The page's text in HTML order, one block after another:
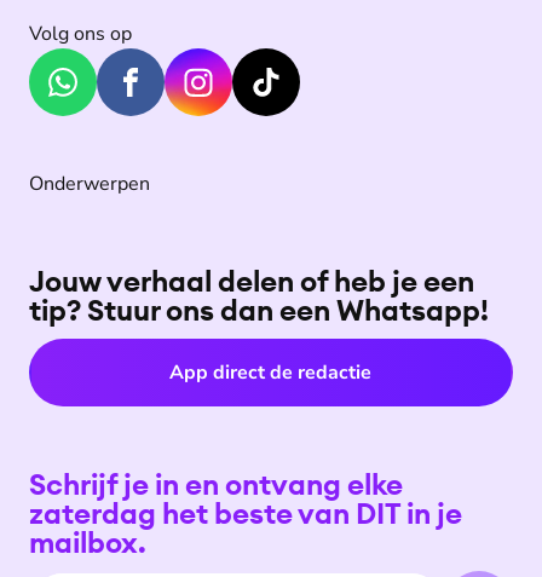
Volg ons op
Onderwerpen
Jouw verhaal delen of heb je een
tip? Stuur ons dan een Whatsapp!
App direct de redactie
Schrijf je in en ontvang elke
zaterdag het beste van DIT in je
mailbox.